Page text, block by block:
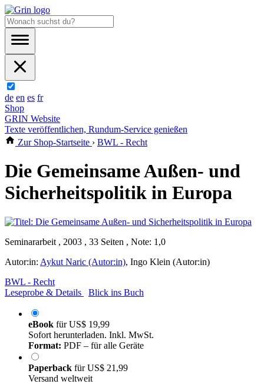
de en es fr
Shop
GRIN Website
Texte veröffentlichen, Rundum-Service genießen
Zur Shop-Startseite › BWL - Recht
Die Gemeinsame Außen- und
Sicherheitspolitik in Europa
Seminararbeit , 2003 , 33 Seiten , Note: 1,0
Autor:in: Aykut Naric (Autor:in), Ingo Klein (Autor:in)
BWL - Recht
Leseprobe & Details
Blick ins Buch
eBook fürUS$ 19,99
Sofort herunterladen. Inkl. MwSt.
Format: PDF – für alle Geräte
Paperback fürUS$ 21,99
Versand weltweit